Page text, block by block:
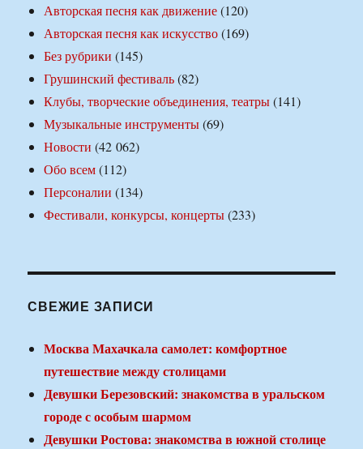
Авторская песня как движение(120)
Авторская песня как искусство(169)
Без рубрики (145)
Грушинский фестиваль(82)
Клубы, творческие объединения, театры(141)
Музыкальные инструменты(69)
Новости (42 062)
Обо всем(112)
Персоналии (134)
Фестивали, конкурсы, концерты(233)
СВЕЖИЕ ЗАПИСИ
Москва Махачкала самолет: комфортное
путешествие между столицами
Девушки Березовский: знакомства в уральском
городе с особым шармом
Девушки Ростова: знакомства в южной столице